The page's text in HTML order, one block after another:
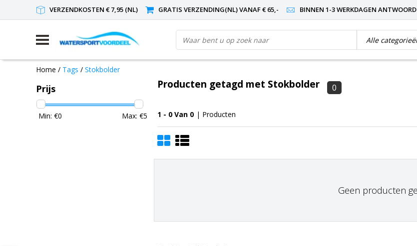
VERZENDKOSTEN € 7,95 (NL) GRATIS VERZENDING(NL) VANAF € 65,- BINNEN 1-3 WERKDAGEN ANTWOORD
Home / Tags / Stokbolder
Prijs
Min: €0 Max: €5
Producten getagd met Stokbolder 0
1 - 0 Van 0 | Producten
Geen producten